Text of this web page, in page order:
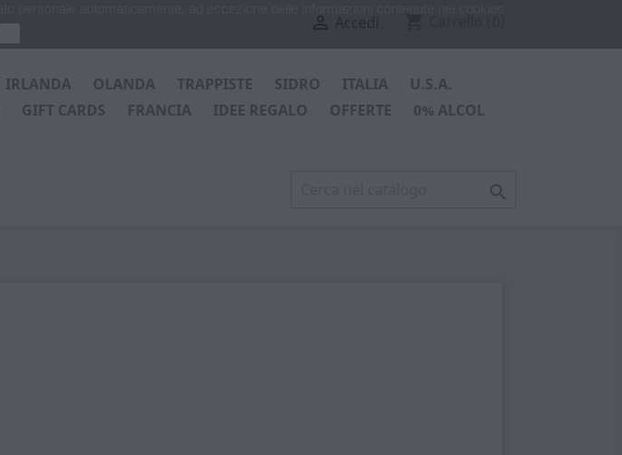
IRLANDA OLANDA TRAPPISTE SIDRO ITALIA
U.S.A.
GIFT CARDS FRANCIA IDEE REGALO OFFERTE
0% ALCOL
